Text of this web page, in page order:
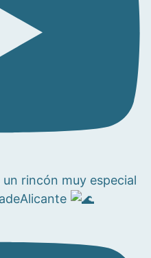
un rincón muy especial